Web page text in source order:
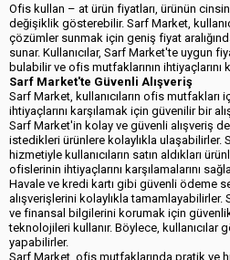
Ofis kullan – at ürün fiyatları, ürünün
değişiklik gösterebilir. Sarf Market,
çözümler sunmak için geniş fiyat
sunar. Kullanıcılar, Sarf Market'te uygun
bulabilir ve ofis mutfaklarının ihtiyaçlarını
Sarf Market'te Güvenli Alışveriş
Sarf Market, kullanıcıların ofis mutfakları
ihtiyaçlarını karşılamak için güvenilir bir
Sarf Market'in kolay ve güvenli alışveriş
istedikleri ürünlere kolaylıkla ulaşabilirler.
hizmetiyle kullanıcıların satın aldıkları
ofislerinin ihtiyaçlarını karşılamalarını
Havale ve kredi kartı gibi güvenli ödeme
alışverişlerini kolaylıkla tamamlayabilirler.
ve finansal bilgilerini korumak için
teknolojileri kullanır. Böylece, kullanıcılar
yapabilirler.
Sarf Market, ofis mutfaklarında pratik ve